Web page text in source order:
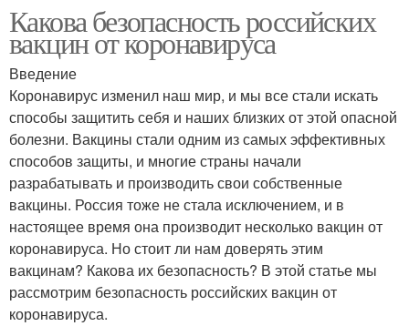
Какова безопасность российских
вакцин от коронавируса
Введение
Коронавирус изменил наш мир, и мы все стали искать
способы защитить себя и наших близких от этой опасной
болезни. Вакцины стали одним из самых эффективных
способов защиты, и многие страны начали
разрабатывать и производить свои собственные
вакцины. Россия тоже не стала исключением, и в
настоящее время она производит несколько вакцин от
коронавируса. Но стоит ли нам доверять этим
вакцинам? Какова их безопасность? В этой статье мы
рассмотрим безопасность российских вакцин от
коронавируса.